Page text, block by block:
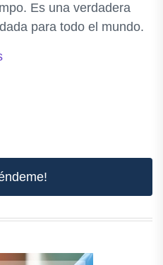
Es una verdadera
para todo el mundo.